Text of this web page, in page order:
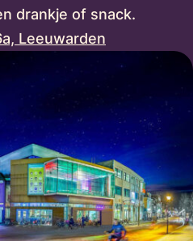
drankje of snack.
Leeuwarden